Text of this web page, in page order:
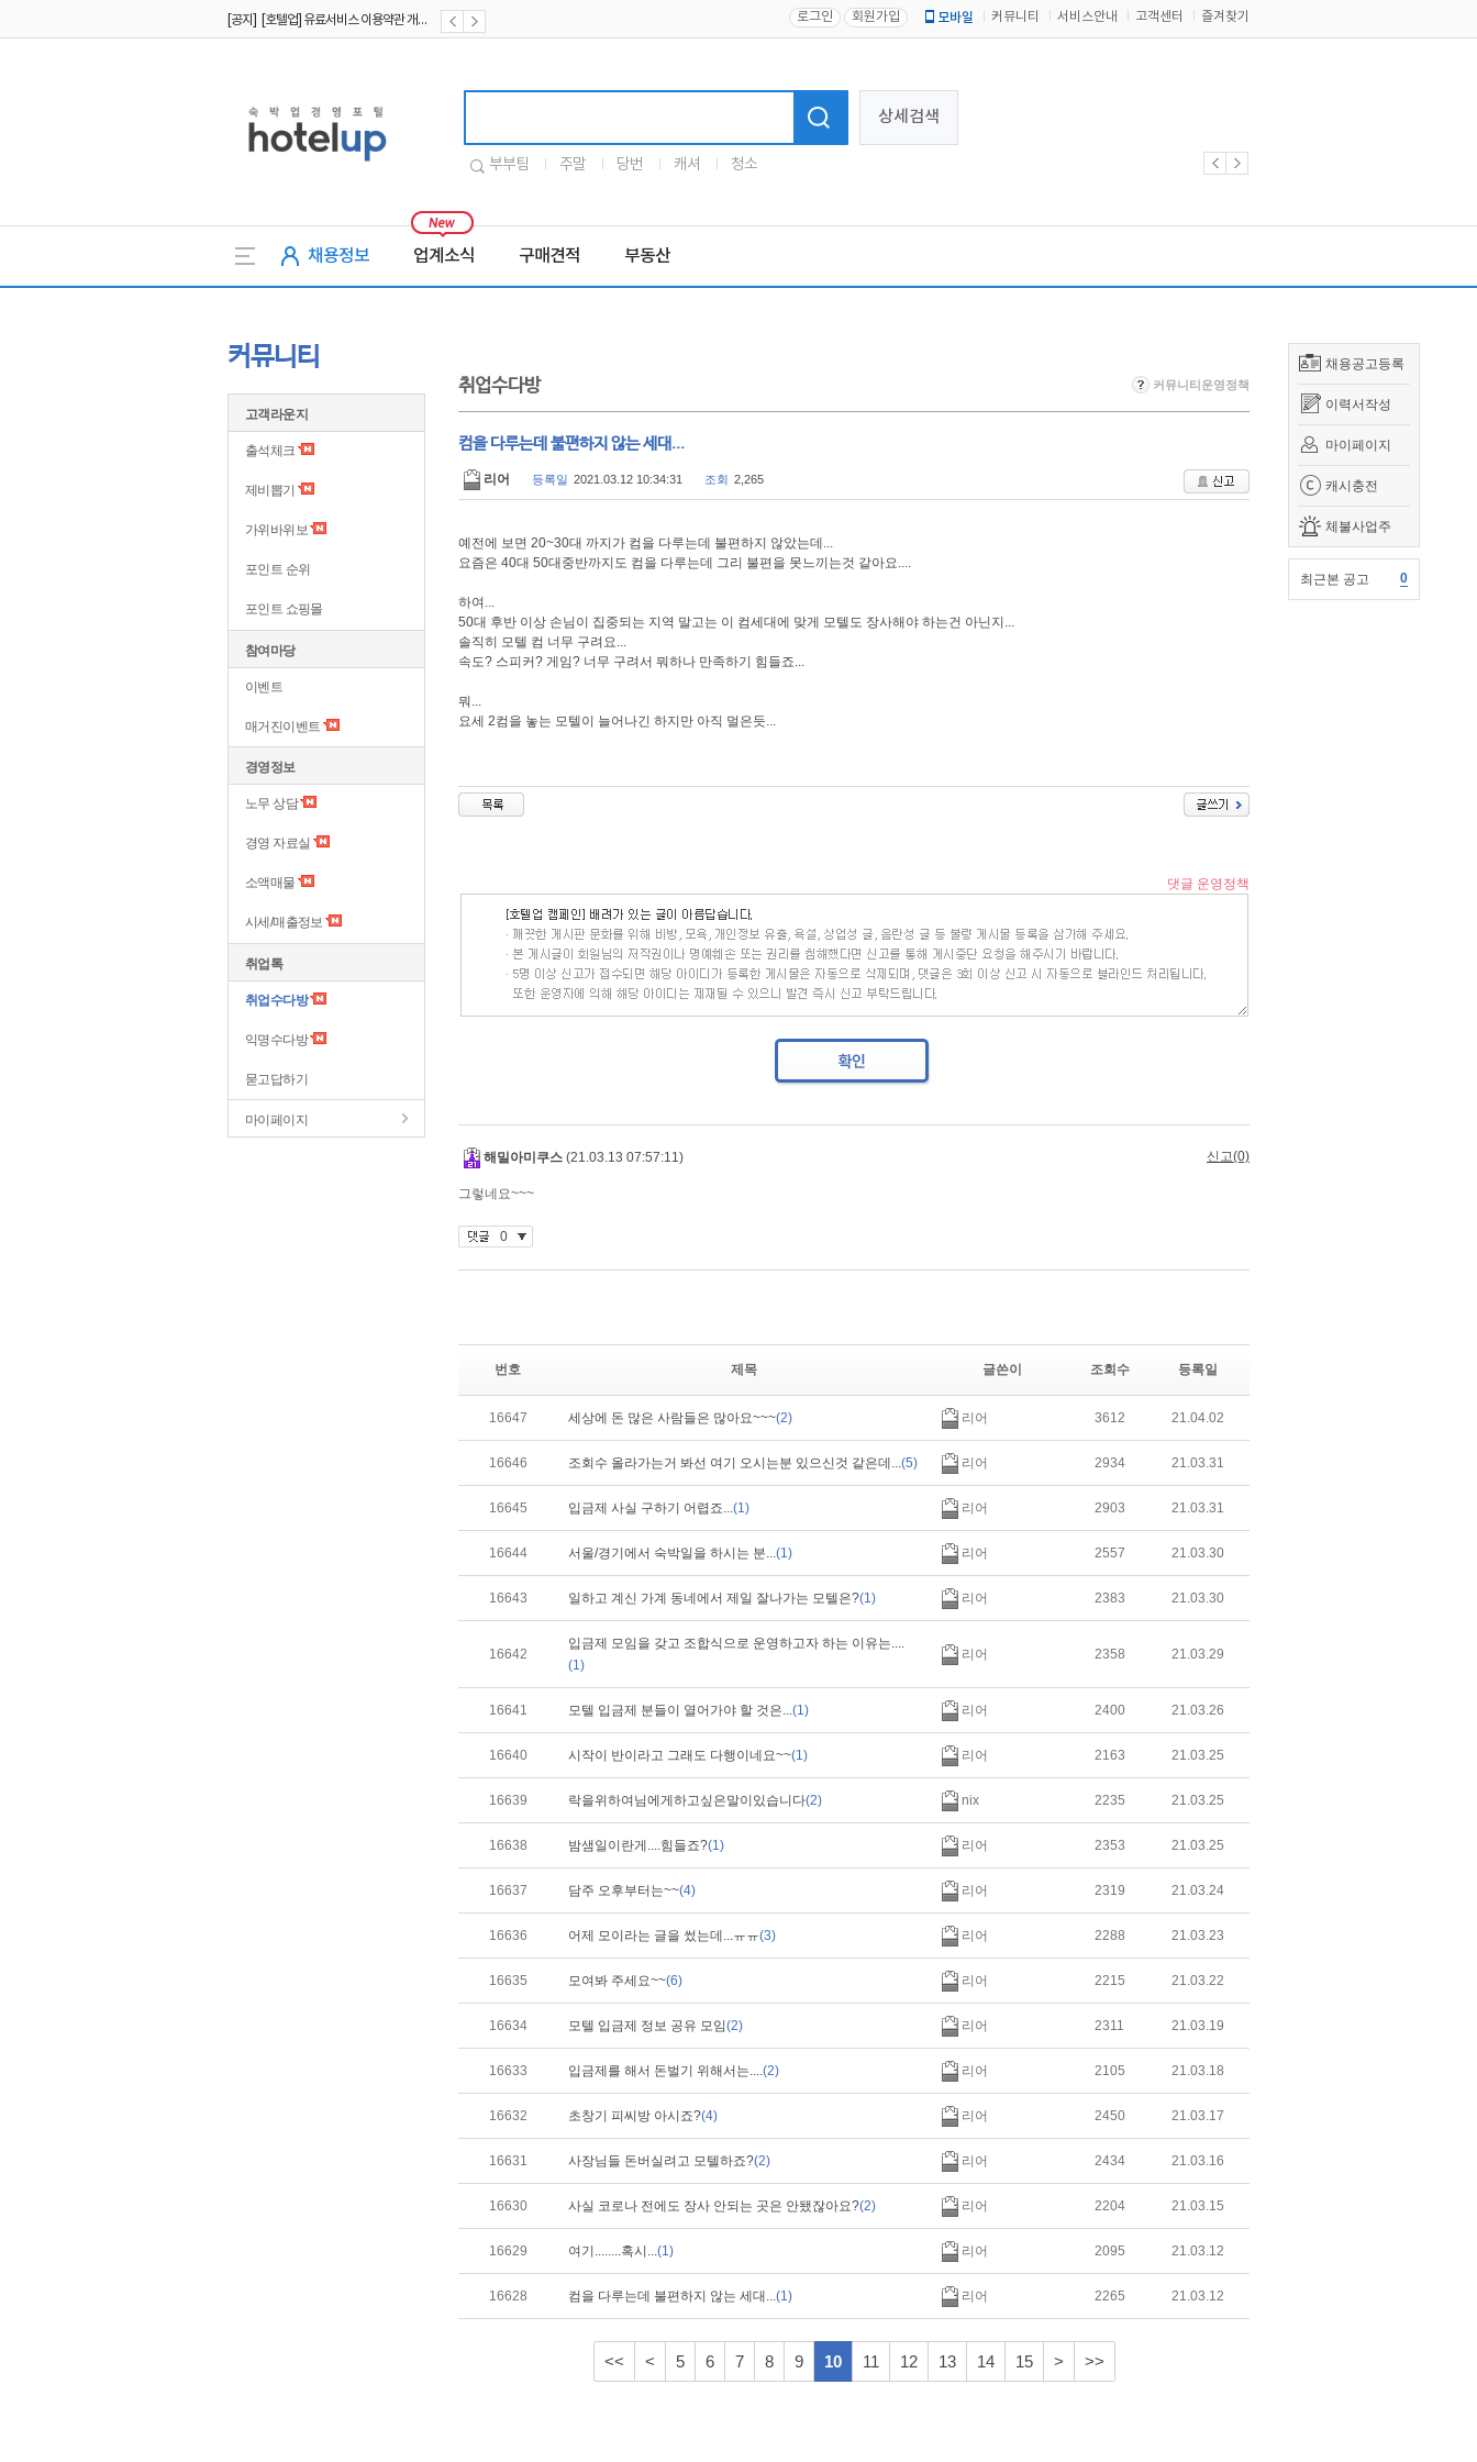
[공지] [호텔업] 유료서비스 이용약관 개정본2 (19.09.02) 로그인 회원가입 모바일 커뮤니티 서비스안내 고객센터 즐겨찾기
상세검색
부부팀 주말 당번 캐셔 청소
채용정보 업계소식 구매견적 부동산
채용공고등록
이력서작성
마이페이지
캐시충전
체불사업주
최근본 공고 0
커뮤니티
고객라운지
출석체크
제비뽑기
가위바위보
포인트 순위
포인트 쇼핑몰
참여마당
이벤트
매거진이벤트
경영정보
노무 상담
경영 자료실
소액매물
시세/매출정보
취업톡
취업수다방
익명수다방
묻고답하기
마이페이지
취업수다방 커뮤니티운영정책
컴을 다루는데 불편하지 않는 세대...
리어 등록일 2021.03.12 10:34:31 조회 2,265
예전에 보면 20~30대 까지가 컴을 다루는데 불편하지 않았는데...
요즘은 40대 50대중반까지도 컴을 다루는데 그리 불편을 못느끼는것 같아요....
하여...
50대 후반 이상 손님이 집중되는 지역 말고는 이 컴세대에 맞게 모텔도 장사해야 하는건 아닌지...
솔직히 모텔 컴 너무 구려요...
속도? 스피커? 게임? 너무 구려서 뭐하나 만족하기 힘들죠...
뭐...
요세 2컴을 놓는 모텔이 늘어나긴 하지만 아직 멀은듯...
번호 제목 글쓴이 조회수 등록일
16647 세상에 돈 많은 사람들은 많아요~~~(2) 리어 3612 21.04.02
16646 조회수 올라가는거 봐선 여기 오시는분 있으신것 같은데...(5) 리어 2934 21.03.31
16645 입금제 사실 구하기 어렵죠...(1) 리어 2903 21.03.31
16644 서울/경기에서 숙박일을 하시는 분...(1) 리어 2557 21.03.30
16643 일하고 계신 가계 동네에서 제일 잘나가는 모텔은?(1) 리어 2383 21.03.30
16642
입금제 모임을 갖고 조합식으로 운영하고자 하는 이유는....
(1)
리어 2358 21.03.29
16641 모텔 입금제 분들이 열어가야 할 것은...(1) 리어 2400 21.03.26
16640 시작이 반이라고 그래도 다행이네요~~(1) 리어 2163 21.03.25
16639 락을위하여님에게하고싶은말이있습니다(2) nix 2235 21.03.25
16638 밤샘일이란게....힘들죠?(1) 리어 2353 21.03.25
16637 담주 오후부터는~~(4) 리어 2319 21.03.24
16636 어제 모이라는 글을 썼는데...ㅠㅠ(3) 리어 2288 21.03.23
16635 모여봐 주세요~~(6) 리어 2215 21.03.22
16634 모텔 입금제 정보 공유 모임(2) 리어 2311 21.03.19
16633 입금제를 해서 돈벌기 위해서는....(2) 리어 2105 21.03.18
16632 초창기 피씨방 아시죠?(4) 리어 2450 21.03.17
16631 사장님들 돈버실려고 모텔하죠?(2) 리어 2434 21.03.16
16630 사실 코로나 전에도 장사 안되는 곳은 안됐잖아요?(2) 리어 2204 21.03.15
16629 여기........혹시...(1) 리어 2095 21.03.12
16628 컴을 다루는데 불편하지 않는 세대...(1) 리어 2265 21.03.12
<< < 5 6 7 8 9 10 11 12 13 14 15 > >>